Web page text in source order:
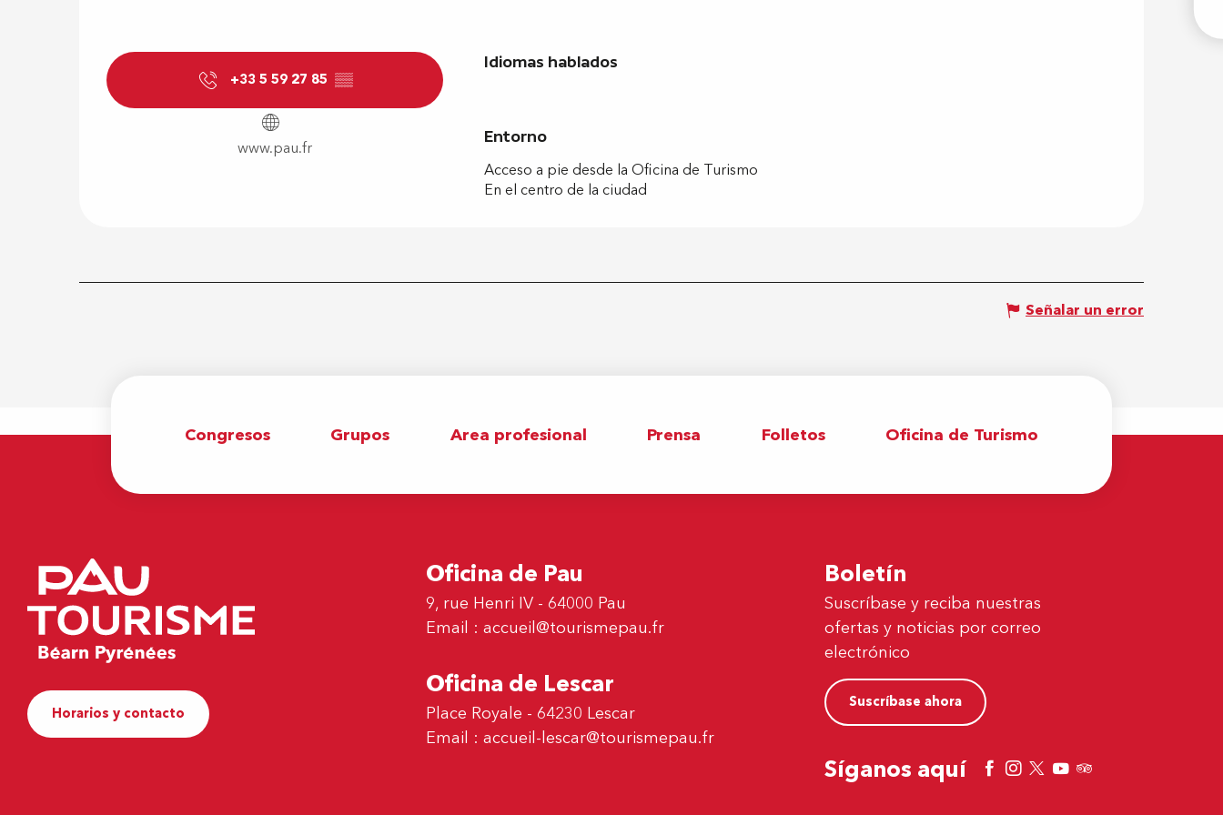
+33 5 59 27 85 ▒▒
www.pau.fr
Idiomas hablados
Idiomas hablados
Entorno
Entorno
Acceso a pie desde la Oficina de Turismo
En el centro de la ciudad
Señalar un error
Congresos Grupos Area profesional Prensa Folletos Oficina de Turismo
Horarios y contacto
Oficina de Pau
9, rue Henri IV - 64000 Pau
Email : accueil@tourismepau.fr
Oficina de Lescar
Place Royale - 64230 Lescar
Email : accueil-lescar@tourismepau.fr
Boletín
Suscríbase y reciba nuestras
ofertas y noticias por correo
electrónico
Suscríbase ahora
Síganos aquí